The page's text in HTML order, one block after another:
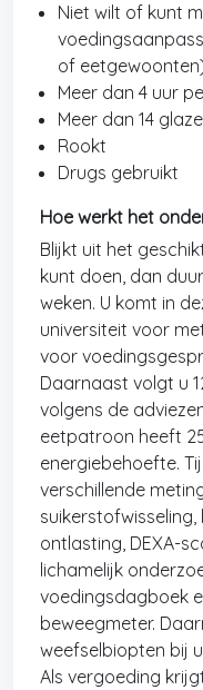
Niet wilt of kunt
of
Meer dan 4 uur
Meer dan 14
Rookt
Drugs gebruikt
Hoe werkt het
Blijkt uit het
kunt doen, dan
weken. U komt in
universiteit voor
voor
Daarnaast volgt u
volgens de
eetpatroon heeft
energiebehoefte.
verschillende
ontlasting, DEXA-
lichamelijk
voedingsdagboek
beweegmeter.
weefselbiopten bij
Als vergoeding